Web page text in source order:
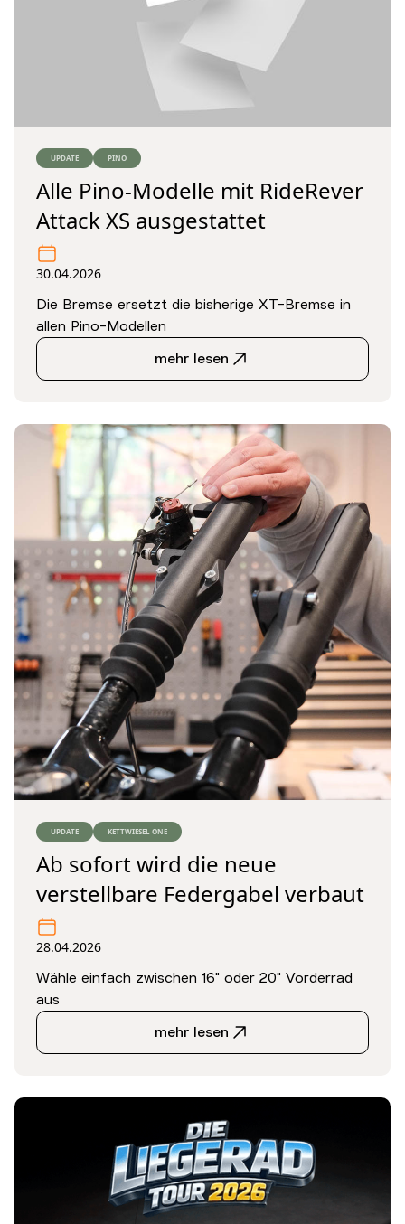
UPDATE PINO
Alle Pino-Modelle mit RideRever
Attack XS ausgestattet
30.04.2026
Die Bremse ersetzt die bisherige XT-Bremse in
allen Pino-Modellen
mehr lesen
UPDATE KETTWIESEL ONE
Ab sofort wird die neue
verstellbare Federgabel verbaut
28.04.2026
Wähle einfach zwischen 16" oder 20" Vorderrad
aus
mehr lesen